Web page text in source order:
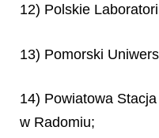
12) Polskie
13) Pomorski
14) Powiatowa
w Radomiu;